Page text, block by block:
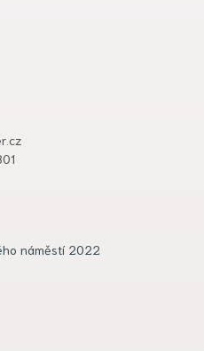
náměstí 2022